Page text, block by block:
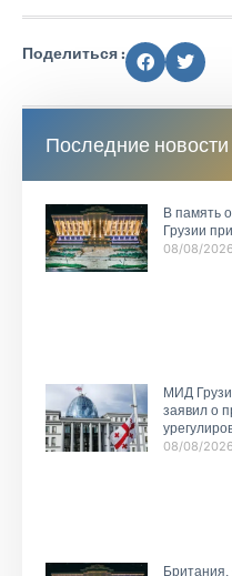
Поделиться :
Последние новости
В память
Грузии
08/08/2026
МИД
заявил о
08/08/2026